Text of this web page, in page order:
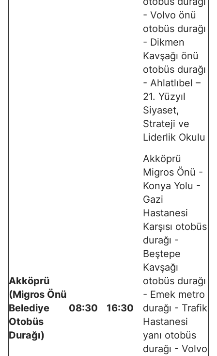
- Volvo önü
otobüs durağı
- Dikmen
Kavşağı önü
otobüs durağı
- Ahlatlıbel –
21. Yüzyıl
Siyaset,
Strateji ve
Liderlik Okulu
Akköprü
(Migros Önü
Belediye
Otobüs
Durağı)
08:30 16:30
Akköprü
Migros Önü -
Konya Yolu -
Gazi
Hastanesi
Karşısı otobüs
durağı -
Beştepe
Kavşağı
otobüs durağı
- Emek metro
durağı - Trafik
Hastanesi
yanı otobüs
durağı - Volvo